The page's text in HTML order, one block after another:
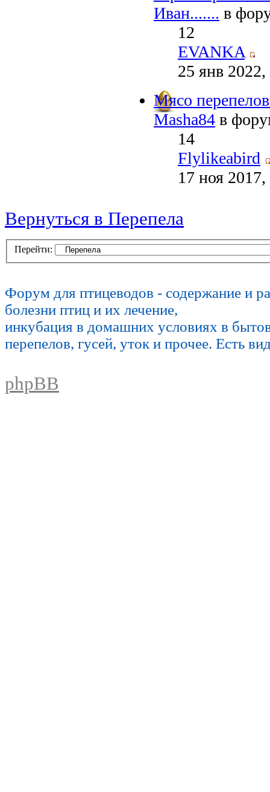
Иван....... в
12
EVANKA
25 янв
Мясо
Masha84 в
14
Flylikeabird
17 ноя
Вернуться в Перепела
Перейти:
Форум для птицеводов - содержание и
болезни птиц и их лечение,
инкубация в домашних условиях в
перепелов, гусей, уток и прочее. Есть
phpBB